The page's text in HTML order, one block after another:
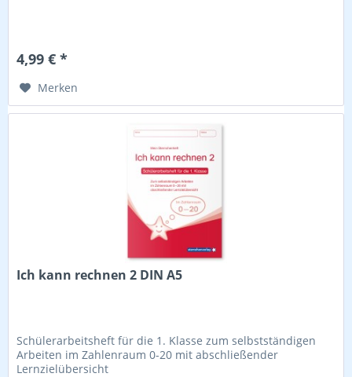
4,99 € *
Merken
Ich kann rechnen 2 DIN A5
Schülerarbeitsheft für die 1. Klasse zum selbstständigen
Arbeiten im Zahlenraum 0-20 mit abschließender
Lernzielübersicht